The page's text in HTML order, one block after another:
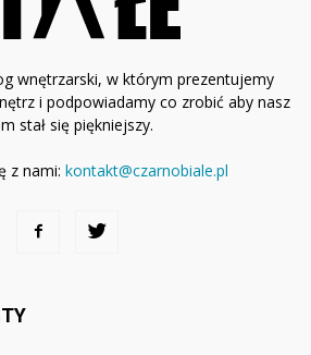
wnętrzarski, w którym prezentujemy
i podpowiadamy co zrobić aby nasz
stał się piękniejszy.
z nami: kontakt@czarnobiale.pl